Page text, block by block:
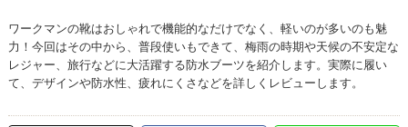
ワークマンの靴はおしゃれで機能的なだけでなく、軽いのが多いのも魅
力！今回はその中から、普段使いもできて、梅雨の時期や天候の不安定な
レジャー、旅行などに大活躍する防水ブーツを紹介します。実際に履い
て、デザインや防水性、疲れにくさなどを詳しくレビューします。